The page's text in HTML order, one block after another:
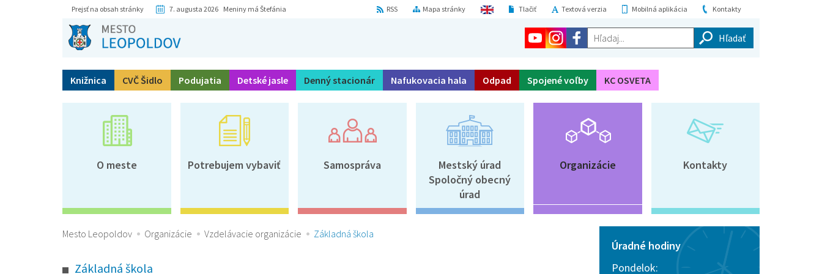
Prejsť na obsah stránky 7. augusta 2026 Meniny má Štefánia Kontakty
Mobilná aplikácia
Textová verzia
Tlačiť
Mapa stránky
RSS
Hľadaj...
Knižnica CVČ Šidlo Podujatia Detské jasle Denný stacionár Nafukovacia hala Odpad Spojené voľby KC OSVETA
O meste Potrebujem vybaviť Samospráva
Mestský úrad
Spoločný obecný
úrad
Organizácie Kontakty
Mesto Leopoldov Organizácie Vzdelávacie organizácie Základná škola
Základná škola
Úradné hodiny
Pondelok: